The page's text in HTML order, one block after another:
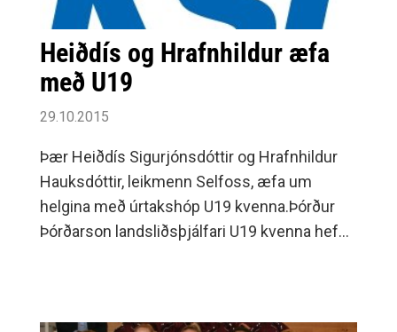
Heiðdís og Hrafnhildur æfa
með U19
29.10.2015
Þær Heiðdís Sigurjónsdóttir og Hrafnhildur
Hauksdóttir, leikmenn Selfoss, æfa um
helgina með úrtakshóp U19 kvenna.Þórður
Þórðarson landsliðsþjálfari U19 kvenna hefur